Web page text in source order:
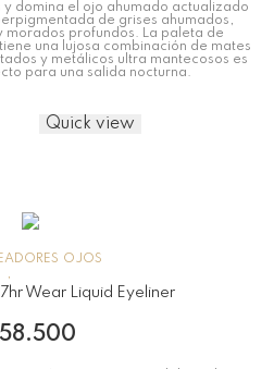
y domina el ojo ahumado actualizado
de grises ahumados,
morados profundos. La paleta de
una lujosa combinación de mates
y metálicos ultra mantecosos es
para una salida nocturna.
Quick view
OJOS
Wear Liquid Eyeliner
58.500